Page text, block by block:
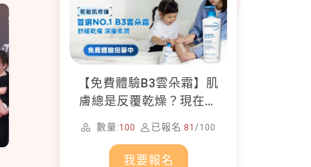
【免費體驗B3雲朵霜】肌
膚總是反覆乾燥？現在就
加入貝膚黛瑪修護體驗計
畫！
數量:100 已報名:81 /100
我要報名